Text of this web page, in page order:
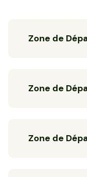
Zone de
Zone de
Zone de